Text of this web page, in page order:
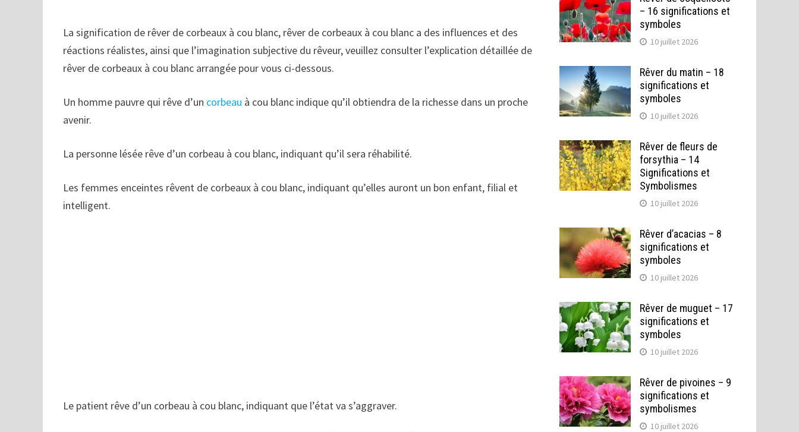
La signification de rêver de corbeaux à cou blanc, rêver de corbeaux à cou blanc a des influences et des
réactions réalistes, ainsi que l’imagination subjective du rêveur, veuillez consulter l’explication détaillée de
rêver de corbeaux à cou blanc arrangée pour vous ci-dessous.
Un homme pauvre qui rêve d’un corbeau à cou blanc indique qu’il obtiendra de la richesse dans un proche
avenir.
La personne lésée rêve d’un corbeau à cou blanc, indiquant qu’il sera réhabilité.
Les femmes enceintes rêvent de corbeaux à cou blanc, indiquant qu’elles auront un bon enfant, filial et
intelligent.
Le patient rêve d’un corbeau à cou blanc, indiquant que l’état va s’aggraver.
– 16 significations et
symboles
10 juillet 2026
Rêver du matin – 18
significations et
symboles
10 juillet 2026
Rêver de fleurs de
forsythia – 14
Significations et
Symbolismes
10 juillet 2026
Rêver d’acacias – 8
significations et
symboles
10 juillet 2026
Rêver de muguet – 17
significations et
symboles
10 juillet 2026
Rêver de pivoines – 9
significations et
symbolismes
10 juillet 2026